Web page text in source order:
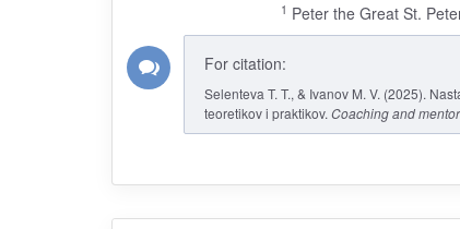
1 Peter the Great St.
For citation:
Selenteva T. T., & Ivanov M. V. (2025).
teoretikov i praktikov. Coaching and